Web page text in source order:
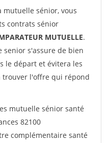
sénior, vous
contrats sénior
MUTUELLE.
senior s'assure de bien
le départ et évitera les
trouver l'offre qui répond
mutuelle sénior santé
82100
complémentaire santé